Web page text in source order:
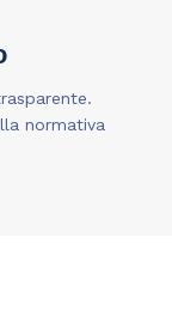
normativa